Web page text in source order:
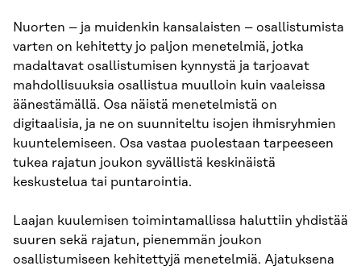
Nuorten – ja muidenkin kansalaisten – osallistumista
varten on kehitetty jo paljon menetelmiä, jotka
madaltavat osallistumisen kynnystä ja tarjoavat
mahdollisuuksia osallistua muulloin kuin vaaleissa
äänestämällä. Osa näistä menetelmistä on
digitaalisia, ja ne on suunniteltu isojen ihmisryhmien
kuuntelemiseen. Osa vastaa puolestaan tarpeeseen
tukea rajatun joukon syvällistä keskinäistä
keskustelua tai puntarointia.
Laajan kuulemisen toimintamallissa haluttiin yhdistää
suuren sekä rajatun, pienemmän joukon
osallistumiseen kehitettyjä menetelmiä. Ajatuksena